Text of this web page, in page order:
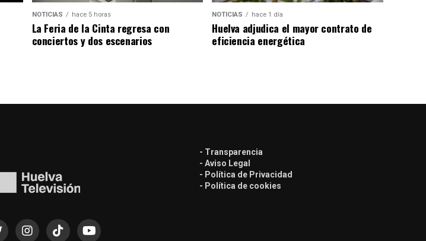
NOTICIAS hace 5 horas
La Feria de la Cinta regresa con
conciertos y dos escenarios
NOTICIAS hace 1 día
Huelva adjudica el mayor contrato de
eficiencia energética
- Transparencia
- Aviso Legal
- Política de Privacidad
- Política de cookies